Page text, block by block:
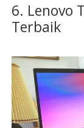
6. Lenovo
Terbaik